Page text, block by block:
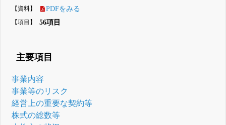
【資料】 PDFをみる
【項目】 56項目
主要項目
事業内容
事業等のリスク
経営上の重要な契約等
株式の総数等